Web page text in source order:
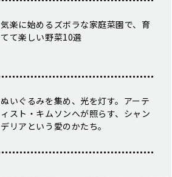
気楽に始めるズボラな家庭菜園で、育
てて楽しい野菜10選
ぬいぐるみを集め、光を灯す。アーテ
ィスト・キムソンへが照らす、シャン
デリアという愛のかたち。